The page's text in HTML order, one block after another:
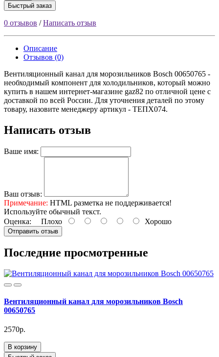
Быстрый заказ
0 отзывов /Написать отзыв
Описание
Отзывов (0)
Вентиляционный канал для морозильников Bosch 00650765 -
необходимый компонент для холодильников, который можно
купить в нашем интернет-магазине gaz82 по отличной цене с
доставкой по всей России. Для уточнения деталей по этому
товару, назовите менеджеру артикул - ТЕПХ074.
Написать отзыв
Ваше имя:
Ваш отзыв:
Примечание: HTML разметка не поддерживается!
Используйте обычный текст.
Оценка: Плохо Хорошо
Отправить отзыв
Последние просмотренные
Вентиляционный канал для морозильников Bosch
00650765
2570р.
В корзину